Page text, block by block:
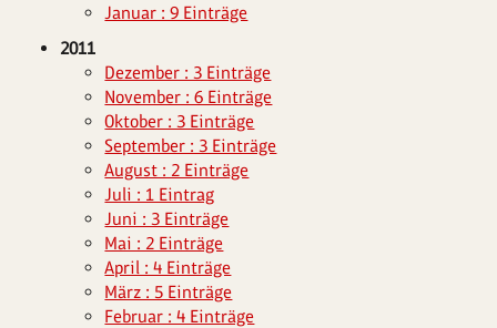
Januar : 9 Einträge
2011
Dezember : 3 Einträge
November : 6 Einträge
Oktober : 3 Einträge
September : 3 Einträge
August : 2 Einträge
Juli : 1 Eintrag
Juni : 3 Einträge
Mai : 2 Einträge
April : 4 Einträge
März : 5 Einträge
Februar : 4 Einträge